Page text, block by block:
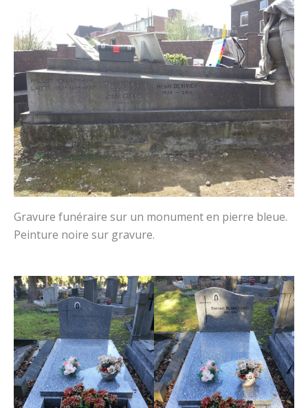
Gravure funéraire sur un monument en pierre bleue.
Peinture noire sur gravure.